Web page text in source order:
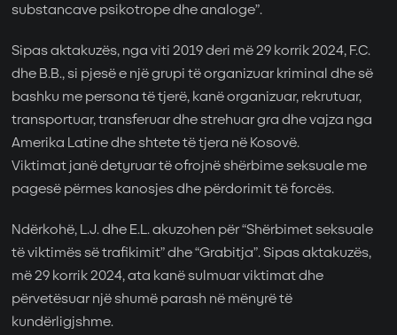
substancave psikotrope dhe analoge”.
Sipas aktakuzës, nga viti 2019 deri më 29 korrik 2024, F.C.
dhe B.B., si pjesë e një grupi të organizuar kriminal dhe së
bashku me persona të tjerë, kanë organizuar, rekrutuar,
transportuar, transferuar dhe strehuar gra dhe vajza nga
Amerika Latine dhe shtete të tjera në Kosovë.
Viktimat janë detyruar të ofrojnë shërbime seksuale me
pagesë përmes kanosjes dhe përdorimit të forcës.
Ndërkohë, L.J. dhe E.L. akuzohen për “Shërbimet seksuale
të viktimës së trafikimit” dhe “Grabitja”. Sipas aktakuzës,
më 29 korrik 2024, ata kanë sulmuar viktimat dhe
përvetësuar një shumë parash në mënyrë të
kundërligjshme.